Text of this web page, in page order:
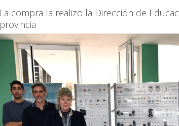
La compra la realizo la Dirección de
provincia